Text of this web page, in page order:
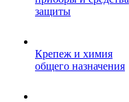
защиты
Крепеж и химия
общего назначения